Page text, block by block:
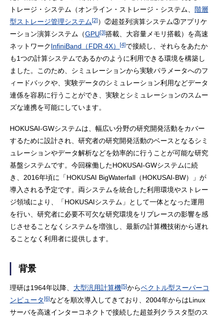
トレージ・システム（オンライン・ストレージ・システム、 階層
型ストレージ管理システム[2]）②超並列演算システム③アプリケ
ーション演算システム（GPU[3]搭載、大容量メモリ搭載）を高速
ネットワークInfiniBand（FDR 4X） [4]で接続し、それらをあたか
も1つの計算システムであるかのように利用できる環境を構築し
ました。このため、シミュレーションから実験パラメータへのフ
ィードバックや、実験データのシミュレーション利用などデータ
連係を容易に行うことができ、実験とシミュレーションのスムー
ズな連携を可能にしています。
HOKUSAI-GWシステムは、幅広い分野の研究開発活動をカバー
するために設計され、研究者の研究開発活動のベースとなるシミ
ュレーションやデータ解析などを効率的に行うことが可能な研究
基盤システムです。今回稼働したHOKUSAI-GWシステムに続
き、2016年頃に「HOKUSAI BigWaterfall（HOKUSAI-BW）」が
導入される予定です。両システムを統合した利用環境やストレー
ジ領域により、「HOKUSAIシステム」として一体となった運用
を行い、研究者に必要不可欠な研究環境をリプレースの影響を感
じさせることなくシステムを増強し、最新の計算機技術から遅れ
ることなく利用者に提供します。
背景
理研は1964年以降、 大型汎用計算機[5]からベクトル型スーパーコ
ンピュータ[6]などを順次導入してきており、2004年からはLinux
サーバを高速インターコネクトで接続した超並列クラスタ型のス